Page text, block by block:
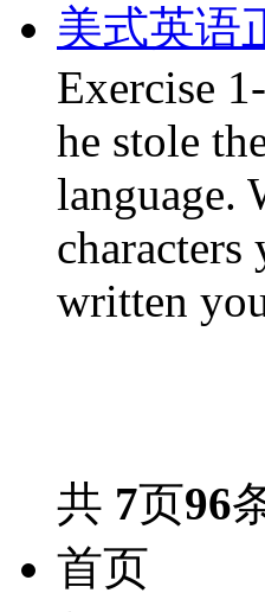
美式英语
Exercise
he stole
language.
written
共 7页96
首页